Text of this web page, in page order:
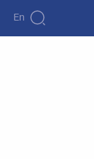
En